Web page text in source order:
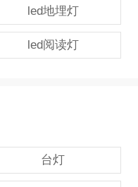
led地埋灯
led阅读灯
台灯